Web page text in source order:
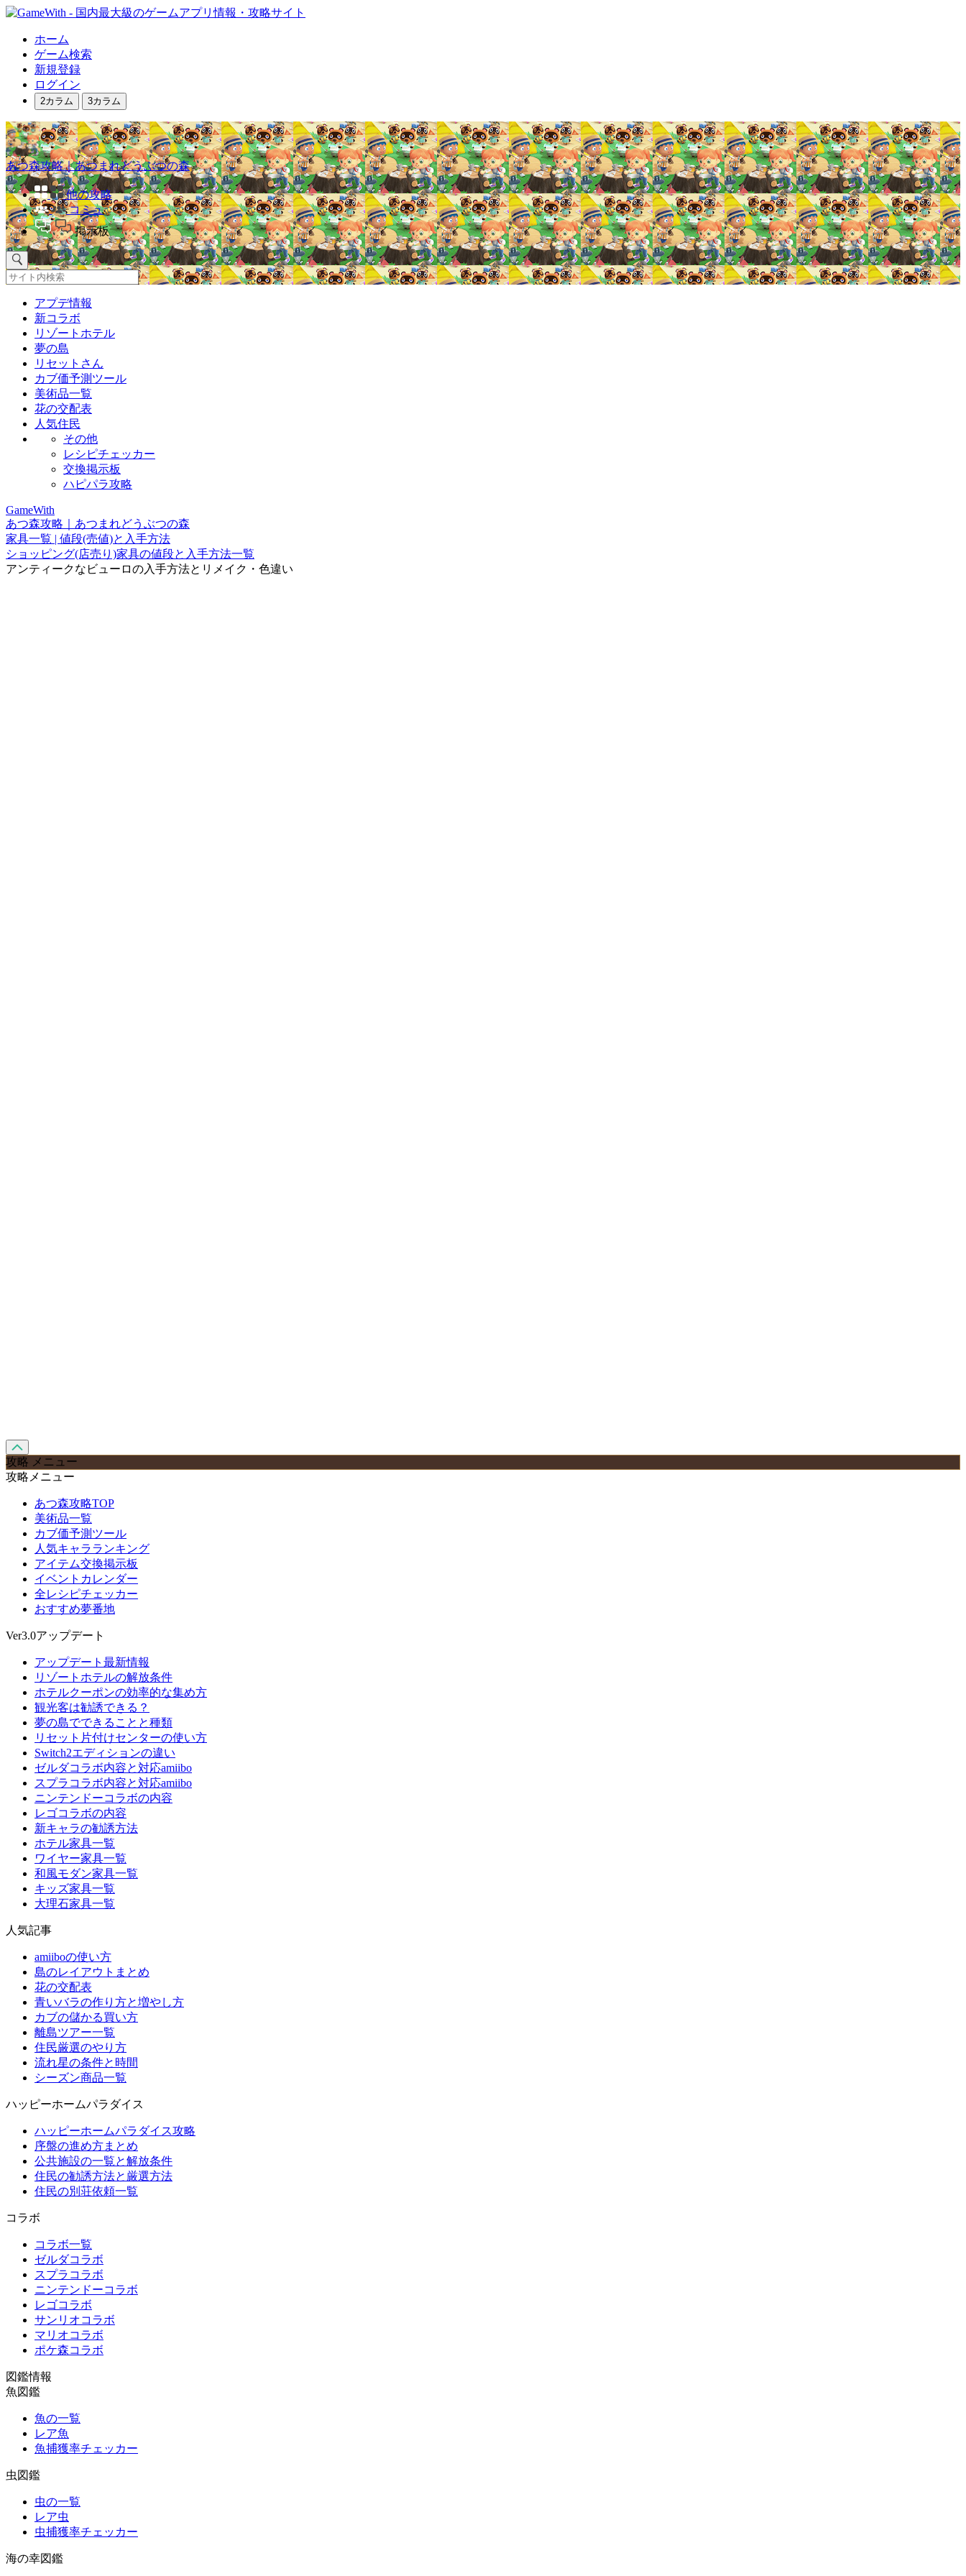
ホーム
ゲーム検索
新規登録
ログイン
2カラム 3カラム
あつ森攻略｜あつまれどうぶつの森
他の攻略
コミュ
掲示板
アプデ情報
新コラボ
リゾートホテル
夢の島
リセットさん
カブ価予測ツール
美術品一覧
花の交配表
人気住民
その他
レシピチェッカー
交換掲示板
ハピパラ攻略
GameWith
あつ森攻略｜あつまれどうぶつの森
家具一覧 | 値段(売値)と入手方法
ショッピング(店売り)家具の値段と入手方法一覧
アンティークなビューロの入手方法とリメイク・色違い
攻略 メニュー
攻略メニュー
あつ森攻略TOP
美術品一覧
カブ価予測ツール
人気キャラランキング
アイテム交換掲示板
イベントカレンダー
全レシピチェッカー
おすすめ夢番地
Ver3.0アップデート
アップデート最新情報
リゾートホテルの解放条件
ホテルクーポンの効率的な集め方
観光客は勧誘できる？
夢の島でできることと種類
リセット片付けセンターの使い方
Switch2エディションの違い
ゼルダコラボ内容と対応amiibo
スプラコラボ内容と対応amiibo
ニンテンドーコラボの内容
レゴコラボの内容
新キャラの勧誘方法
ホテル家具一覧
ワイヤー家具一覧
和風モダン家具一覧
キッズ家具一覧
大理石家具一覧
人気記事
amiiboの使い方
島のレイアウトまとめ
花の交配表
青いバラの作り方と増やし方
カブの儲かる買い方
離島ツアー一覧
住民厳選のやり方
流れ星の条件と時間
シーズン商品一覧
ハッピーホームパラダイス
ハッピーホームパラダイス攻略
序盤の進め方まとめ
公共施設の一覧と解放条件
住民の勧誘方法と厳選方法
住民の別荘依頼一覧
コラボ
コラボ一覧
ゼルダコラボ
スプラコラボ
ニンテンドーコラボ
レゴコラボ
サンリオコラボ
マリオコラボ
ポケ森コラボ
図鑑情報
魚図鑑
魚の一覧
レア魚
魚捕獲率チェッカー
虫図鑑
虫の一覧
レア虫
虫捕獲率チェッカー
海の幸図鑑